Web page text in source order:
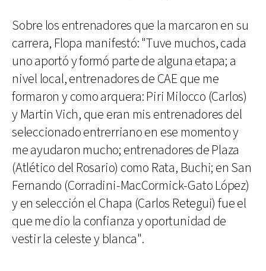
Sobre los entrenadores que la marcaron en su
carrera, Flopa manifestó: "Tuve muchos, cada
uno aportó y formó parte de alguna etapa; a
nivel local, entrenadores de CAE que me
formaron y como arquera: Piri Milocco (Carlos)
y Martin Vich, que eran mis entrenadores del
seleccionado entrerriano en ese momento y
me ayudaron mucho; entrenadores de Plaza
(Atlético del Rosario) como Rata, Buchi; en San
Fernando (Corradini-MacCormick-Gato López)
y en selección el Chapa (Carlos Retegui) fue el
que me dio la confianza y oportunidad de
vestir la celeste y blanca".